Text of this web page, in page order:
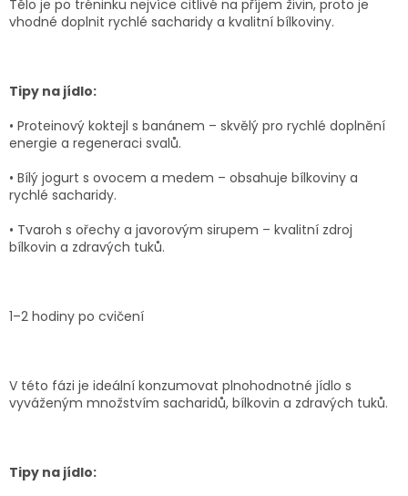
Tělo je po tréninku nejvíce citlivé na příjem živin, proto je
vhodné doplnit rychlé sacharidy a kvalitní bílkoviny.
Tipy na jídlo:
• Proteinový koktejl s banánem – skvělý pro rychlé doplnění
energie a regeneraci svalů.
• Bílý jogurt s ovocem a medem – obsahuje bílkoviny a
rychlé sacharidy.
• Tvaroh s ořechy a javorovým sirupem – kvalitní zdroj
bílkovin a zdravých tuků.
1–2 hodiny po cvičení
V této fázi je ideální konzumovat plnohodnotné jídlo s
vyváženým množstvím sacharidů, bílkovin a zdravých tuků.
Tipy na jídlo: